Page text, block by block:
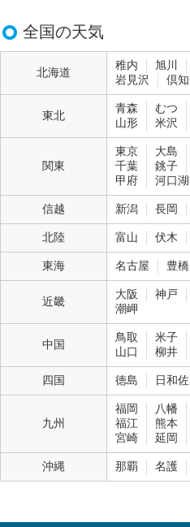
全国の天気
北海道
稚内 旭川
岩見沢
倶
東北
青森 むつ
山形
米沢
関東
東京 大島
千葉
銚子
甲府
河口湖
信越 新潟 長岡
北陸 富山 伏木
東海 名古屋 豊橋
近畿
大阪 神戸
潮岬
中国
鳥取 米子
山口
柳井
四国 徳島 日和佐
九州
福岡 八幡
福江
熊本
宮崎
延岡
沖縄 那覇 名護